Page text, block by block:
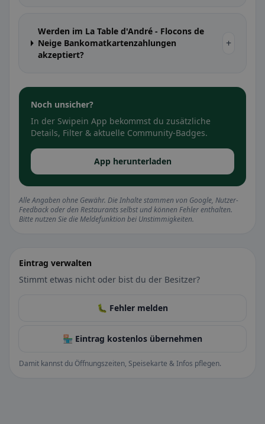
Werden im La Table d'André - Flocons de
Neige Bankomatkartenzahlungen
akzeptiert?
+
Noch unsicher?
In der Swipein App bekommst du zusätzliche
Details, Filter & aktuelle Community-Badges.
App herunterladen
Alle Angaben ohne Gewähr. Die Inhalte stammen von Google, Nutzer-
Feedback oder den Restaurants selbst und können Fehler enthalten.
Bitte nutzen Sie die Meldefunktion bei Unstimmigkeiten.
Eintrag verwalten
Stimmt etwas nicht oder bist du der Besitzer?
🐛 Fehler melden
🏪 Eintrag kostenlos übernehmen
Damit kannst du Öffnungszeiten, Speisekarte & Infos pflegen.